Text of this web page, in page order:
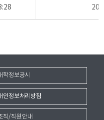
학정보공시
인정보처리방침
직/직원안내